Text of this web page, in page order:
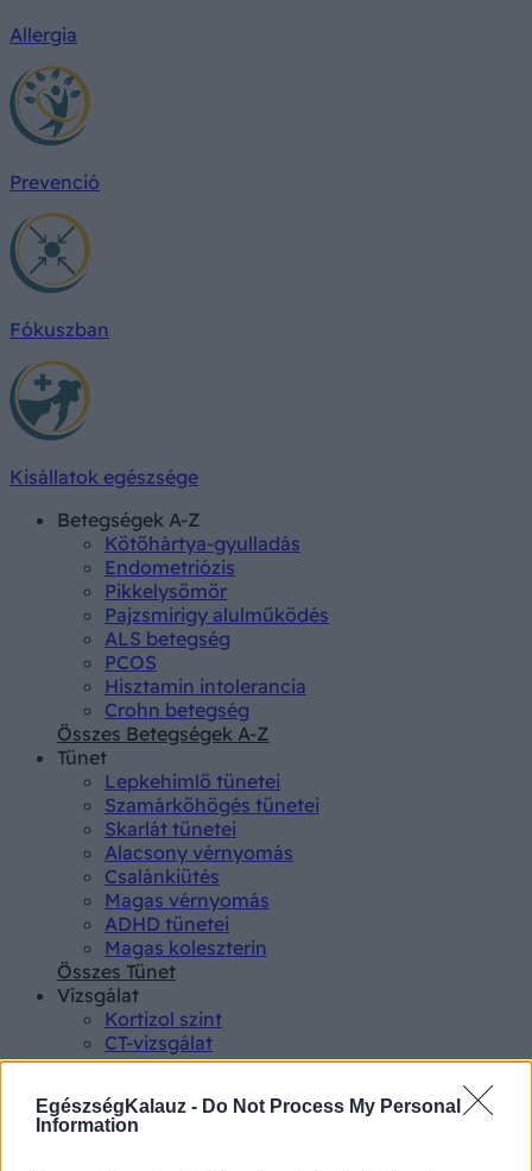
EgészségKalauz - Do Not Process My Personal
Information
Allergia
Prevenció
Fókuszban
Kisállatok egészsége
Betegségek A-Z
Kötőhártya-gyulladás
Endometriózis
Pikkelysömör
Pajzsmirigy alulműködés
ALS betegség
PCOS
Hisztamin intolerancia
Crohn betegség
Összes Betegségek A-Z
Tünet
Lepkehimlő tünetei
Szamárköhögés tünetei
Skarlát tünetei
Alacsony vérnyomás
Csalánkiütés
Magas vérnyomás
ADHD tünetei
Magas koleszterin
Összes Tünet
Vizsgálat
Kortizol szint
CT-vizsgálat
MR-vizsgálat
LDL-koleszterin
Magas CRP